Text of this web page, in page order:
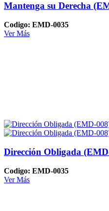
Mantenga su Derecha
Codigo: EMD-0035
Ver Más
Dirección Obligada
Codigo: EMD-0035
Ver Más